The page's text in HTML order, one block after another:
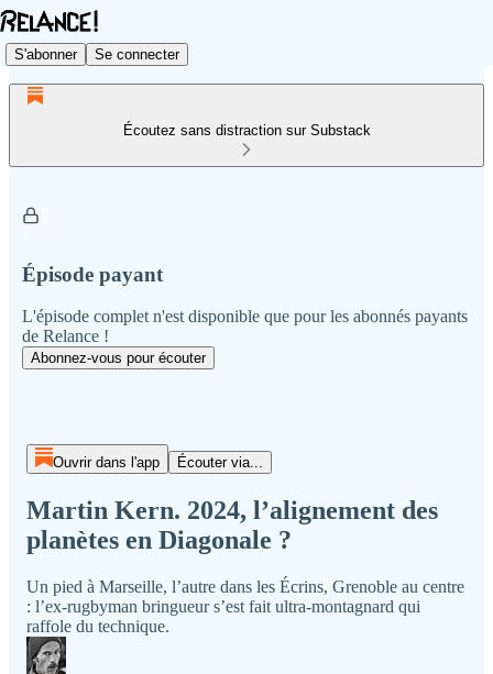
S'abonner Se connecter
Écoutez sans distraction sur Substack
Épisode payant
L'épisode complet n'est disponible que pour les abonnés payants
de Relance !
Abonnez-vous pour écouter
Ouvrir dans l'app Écouter via...
Martin Kern. 2024, l’alignement des
planètes en Diagonale ?
Un pied à Marseille, l’autre dans les Écrins, Grenoble au centre
: l’ex-rugbyman bringueur s’est fait ultra-montagnard qui
raffole du technique.